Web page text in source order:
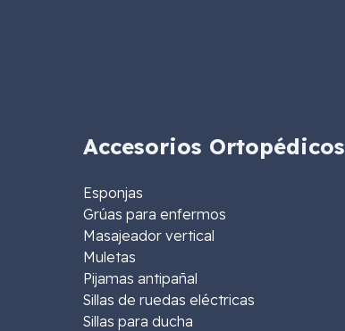
Accesorios Ortopédicos
Esponjas
Grúas para enfermos
Masajeador vertical
Muletas
Pijamas antipañal
Sillas de ruedas eléctricas
Sillas para ducha